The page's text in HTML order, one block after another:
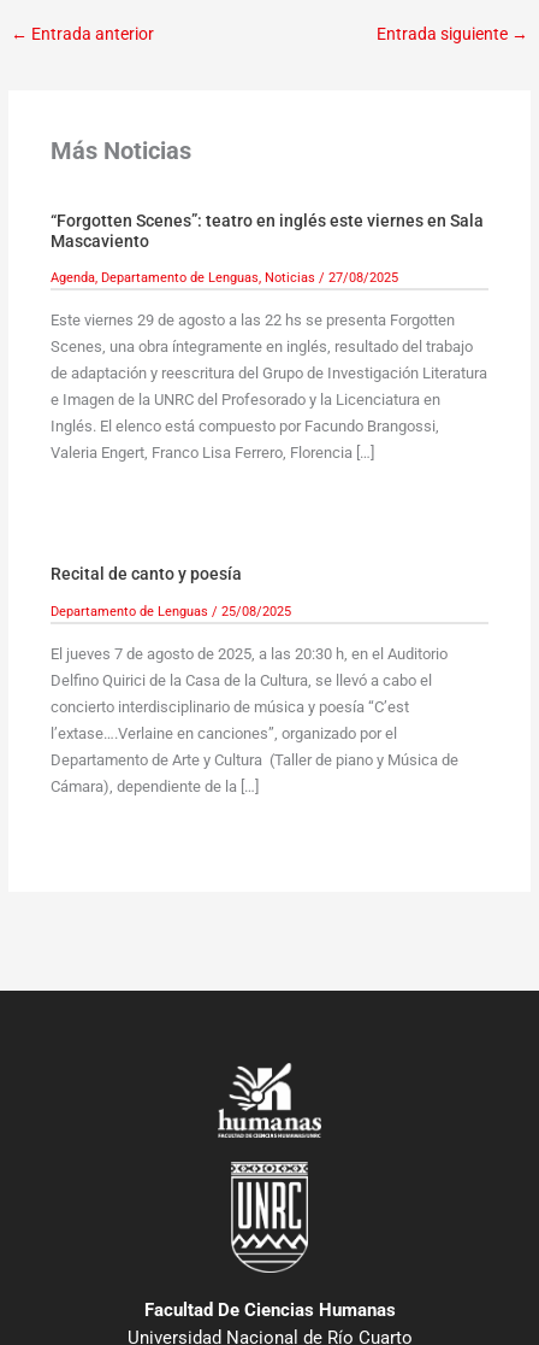
← Entrada anterior Entrada siguiente →
Más Noticias
“Forgotten Scenes”: teatro en inglés este viernes en Sala
Mascaviento
Agenda, Departamento de Lenguas, Noticias / 27/08/2025
Este viernes 29 de agosto a las 22 hs se presenta Forgotten
Scenes, una obra íntegramente en inglés, resultado del trabajo
de adaptación y reescritura del Grupo de Investigación Literatura
e Imagen de la UNRC del Profesorado y la Licenciatura en
Inglés. El elenco está compuesto por Facundo Brangossi,
Valeria Engert, Franco Lisa Ferrero, Florencia […]
Recital de canto y poesía
Departamento de Lenguas / 25/08/2025
El jueves 7 de agosto de 2025, a las 20:30 h, en el Auditorio
Delfino Quirici de la Casa de la Cultura, se llevó a cabo el
concierto interdisciplinario de música y poesía “C’est
l’extase….Verlaine en canciones”, organizado por el
Departamento de Arte y Cultura (Taller de piano y Música de
Cámara), dependiente de la […]
Facultad De Ciencias Humanas
Universidad Nacional de Río Cuarto